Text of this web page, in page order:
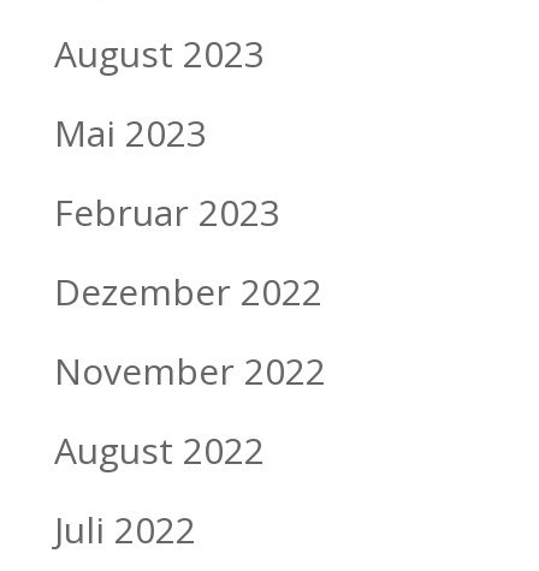
August 2023
Mai 2023
Februar 2023
Dezember 2022
November 2022
August 2022
Juli 2022